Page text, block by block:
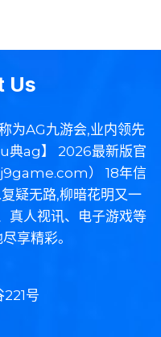
Us
AG九游会,业内领先
典ag】 2026最新版官
j9game.com） 18年信
疑无路,柳暗花明又一
真人视讯、电子游戏等
享精彩。
号